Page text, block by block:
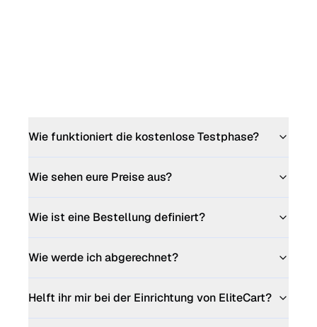
Wie funktioniert die kostenlose Testphase?
Wie sehen eure Preise aus?
Wie ist eine Bestellung definiert?
Wie werde ich abgerechnet?
Helft ihr mir bei der Einrichtung von EliteCart?